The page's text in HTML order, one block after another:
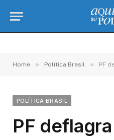
Home » Política Brasil » PF
POLÍTICA BRASIL
PF